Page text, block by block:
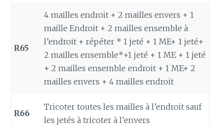
R65
4 mailles endroit + 2 mailles envers + 1
maille Endroit + 2 mailles ensemble à
l’endroit + répéter * 1 jeté + 1 ME+ 1 jeté+
2 mailles ensemble*+1 jeté + 1 ME + 1 jeté
+ 2 mailles ensemble endroit + 1 ME+ 2
mailles envers + 4 mailles endroit
R66
Tricoter toutes les mailles à l’endroit sauf
les jetés à tricoter à l’envers